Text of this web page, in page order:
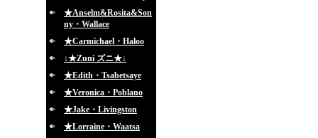
★Anselm&Rosita&Son
ny・Wallace
★Carmichael・Haloo
↓★Zuni ズニ★↓
★Edith・Tsabetsaye
★Veronica・Poblano
★Jake・Livingston
★Lorraine・Waatsa